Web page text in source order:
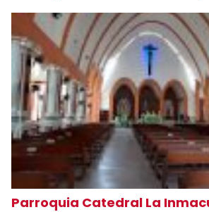
Parroquia Catedral La